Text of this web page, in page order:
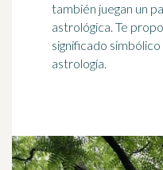
también juegan un
astrológica. Te
significado
astrología.